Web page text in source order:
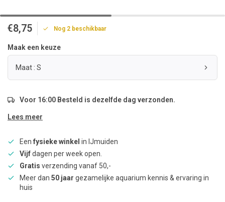
€8,75 Nog 2 beschikbaar
Maak een keuze
Maat : S
Voor 16:00 Besteld is dezelfde dag verzonden.
Lees meer
Een fysieke winkel in IJmuiden
Vijfdagen per week open.
Gratis verzending vanaf 50,-
Meer dan 50 jaar gezamelijke aquarium kennis & ervaring in
huis